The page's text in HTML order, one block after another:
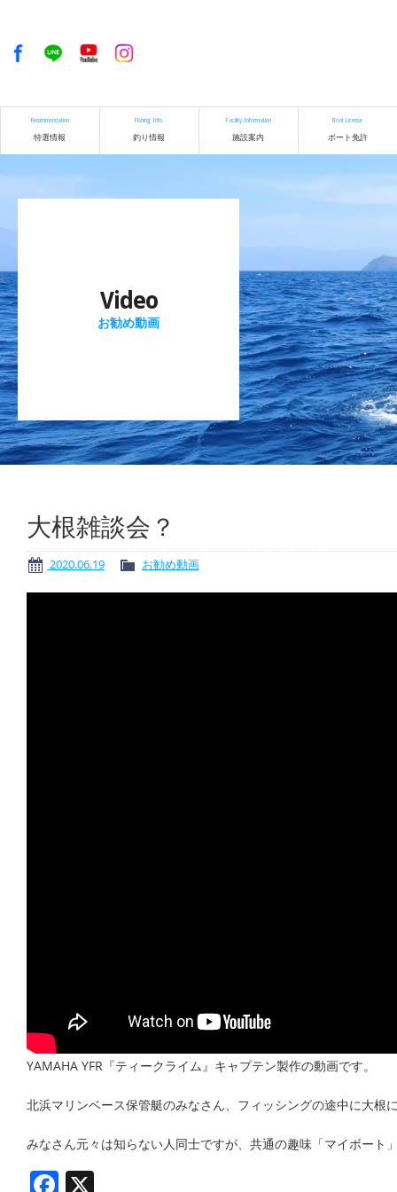
Recommendation
特選情報
Fishing Info.
釣り情報
Facility Information
施設案内
Boat License
ボート免許
Video
お勧め動画
大根雑談会？
2020.06.19 お勧め動画
YAMAHA YFR『ティークライム』キャプテン製作の動画です。
北浜マリンベース保管艇のみなさん、フィッシングの途中に大根
みなさん元々は知らない人同士ですが、共通の趣味「マイボート
Facebook